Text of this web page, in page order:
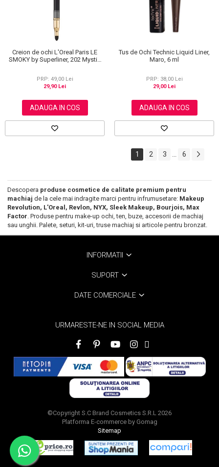
Creion de ochi L'Oreal Paris LE
SMOKY by Superliner, 202 Mystic
PRP: 49,00 Lei
29,90 Lei
ADAUGA IN COS
Tus de Ochi Technic Liquid Liner,
Maro, 6 ml
PRP: 38,00 Lei
29,00 Lei
ADAUGA IN COS
1 2 3 ... 6
Descopera produse cosmetice de calitate premium pentru
machiaj de la cele mai indragite marci pentru infrumusetare: Makeup
Revolution, L'Oreal, Revlon, NYX, Sleek Makeup, Bourjois, Max
Factor. Produse pentru make-up ochi, ten, buze, accesorii de machiaj
sau unghii. Palete, seturi, kit-uri, truse machiaj si articole pentru bronzat.
INFORMATII
SUPORT
DATE COMERCIALE
URMARESTE-NE IN SOCIAL MEDIA
©Copyright S.C Brand Cosmetics S.R.L 2026
Platforma E-commerce by Gomag
Sitemap